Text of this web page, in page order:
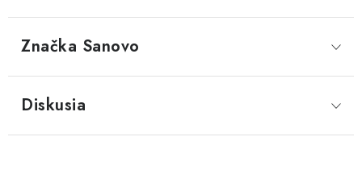
Značka Sanovo
Diskusia